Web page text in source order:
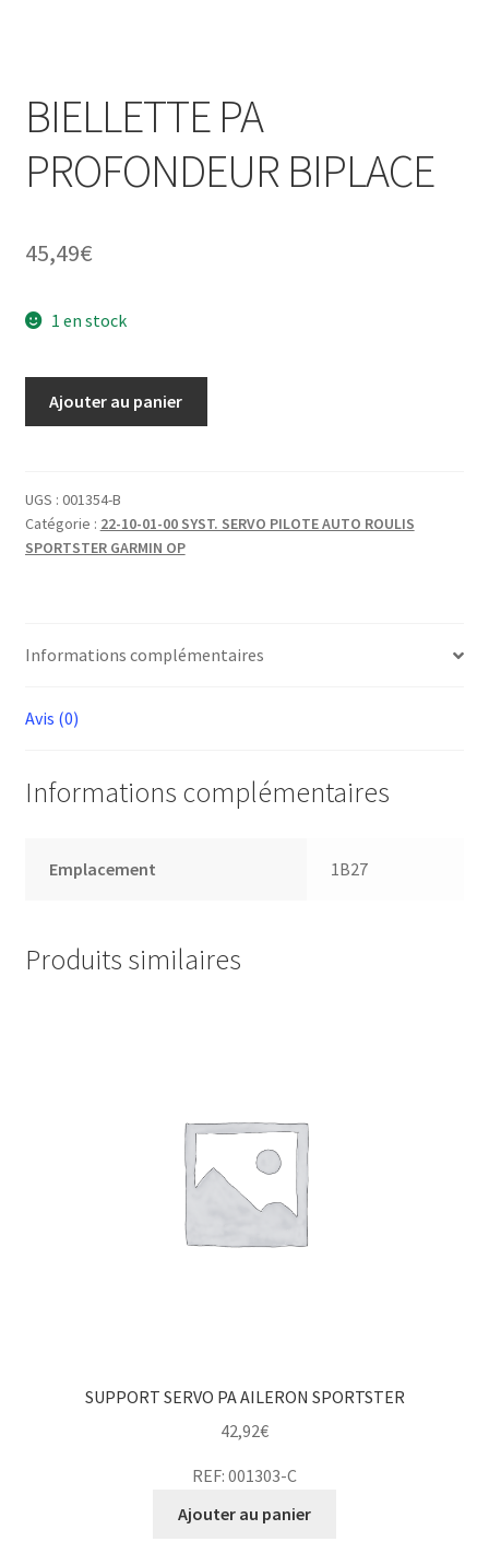
BIELLETTE PA
PROFONDEUR BIPLACE
45,49€
1 en stock
PROFONDEUR
BIPLACE
Ajouter au panier
UGS : 001354-B
Catégorie : 22-10-01-00 SYST. SERVO PILOTE AUTO ROULIS
SPORTSTER GARMIN OP
Informations complémentaires
Avis (0)
Informations complémentaires
Emplacement 1B27
Produits similaires
SUPPORT SERVO PA AILERON SPORTSTER
42,92€
REF: 001303-C
Ajouter au panier